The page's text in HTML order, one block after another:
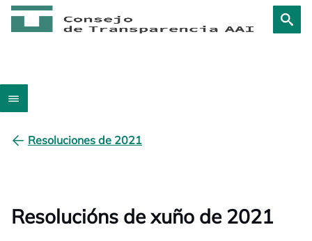
Resoluciones de 2021
Resolucións de xuño de 2021